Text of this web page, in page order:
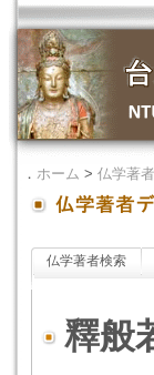
． ホーム > 仏学著
仏学著者検索
釋般